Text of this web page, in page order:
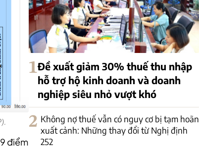
điểm
1Đề xuất giảm 30% thuế thu nhập
hỗ trợ hộ kinh doanh và doanh
nghiệp siêu nhỏ vượt khó
2 Không nợ thuế vẫn có nguy cơ bị tạm hoãn
xuất cảnh: Những thay đổi từ Nghị định
252